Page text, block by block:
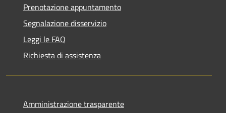
Prenotazione appuntamento
Segnalazione disservizio
Leggi le FAQ
Richiesta di assistenza
Amministrazione trasparente